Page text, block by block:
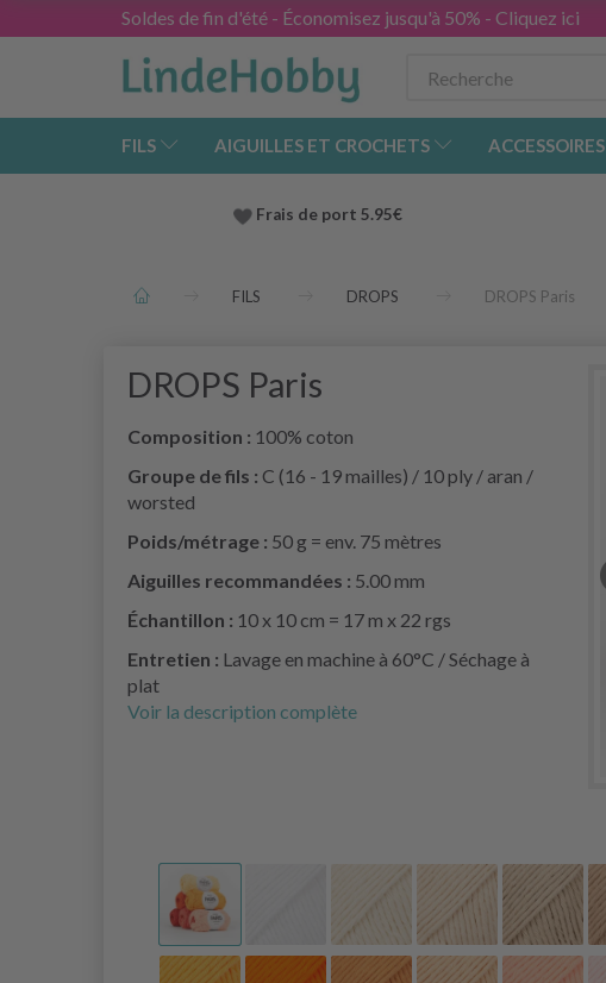
Soldes de fin d'été - Économisez jusqu'à 50% - Cliquez ici
FILS AIGUILLES ET CROCHETS ACCESSOIRES
Frais de port 5.95€
FILS DROPS DROPS Paris
DROPS Paris
Composition : 100% coton
Groupe de fils : C (16 - 19 mailles) / 10 ply / aran /
worsted
Poids/métrage : 50 g = env. 75 mètres
Aiguilles recommandées : 5.00 mm
Échantillon : 10 x 10 cm = 17 m x 22 rgs
Entretien : Lavage en machine à 60°C / Séchage à
plat
Voir la description complète